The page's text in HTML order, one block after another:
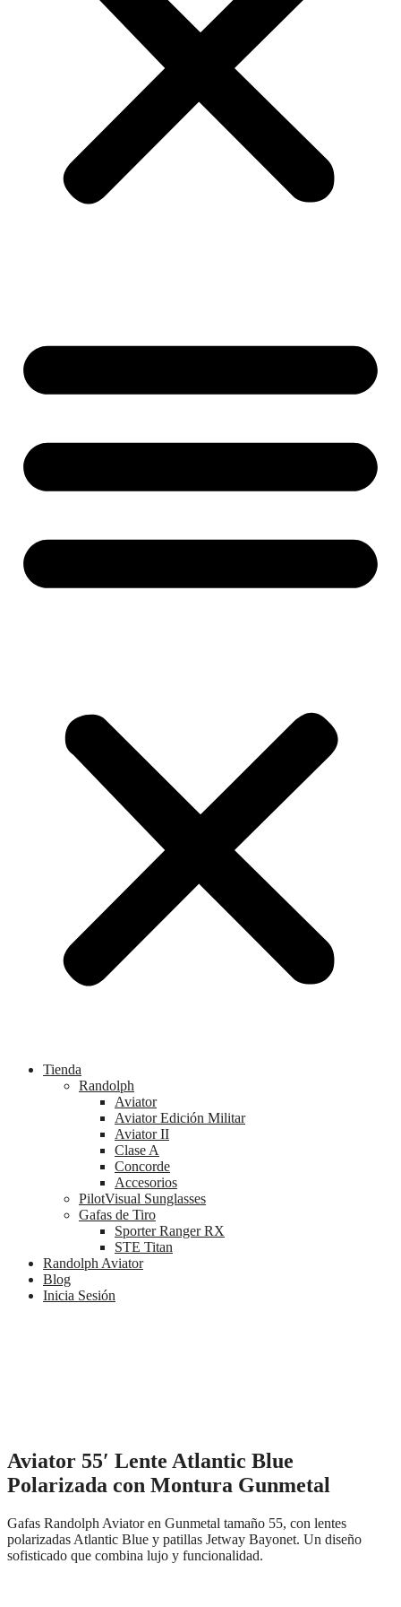
Tienda
Randolph
Aviator
Aviator Edición Militar
Aviator II
Clase A
Concorde
Accesorios
PilotVisual Sunglasses
Gafas de Tiro
Sporter Ranger RX
STE Titan
Randolph Aviator
Blog
Inicia Sesión
Aviator 55′ Lente Atlantic Blue
Polarizada con Montura Gunmetal
Gafas Randolph Aviator en Gunmetal tamaño 55, con lentes
polarizadas Atlantic Blue y patillas Jetway Bayonet. Un diseño
sofisticado que combina lujo y funcionalidad.